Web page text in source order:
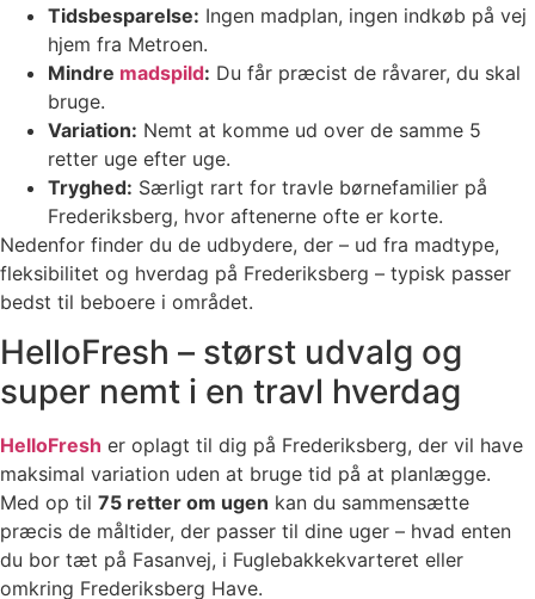
Tidsbesparelse: Ingen madplan, ingen indkøb på vej
hjem fra Metroen.
Mindre madspild: Du får præcist de råvarer, du skal
bruge.
Variation: Nemt at komme ud over de samme 5
retter uge efter uge.
Tryghed: Særligt rart for travle børnefamilier på
Frederiksberg, hvor aftenerne ofte er korte.
Nedenfor finder du de udbydere, der – ud fra madtype,
fleksibilitet og hverdag på Frederiksberg – typisk passer
bedst til beboere i området.
HelloFresh – størst udvalg og
super nemt i en travl hverdag
HelloFresh er oplagt til dig på Frederiksberg, der vil have
maksimal variation uden at bruge tid på at planlægge.
Med op til 75 retter om ugen kan du sammensætte
præcis de måltider, der passer til dine uger – hvad enten
du bor tæt på Fasanvej, i Fuglebakkekvarteret eller
omkring Frederiksberg Have.